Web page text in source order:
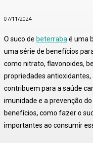
07/11/2024
O suco de beterraba é uma
uma série de benefícios
como nitrato, flavonoides,
propriedades
contribuem para a saúde
imunidade e a prevenção
benefícios, como fazer o
importantes ao consumir